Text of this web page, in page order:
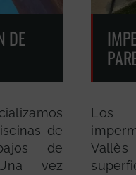
DE
de
de
vez